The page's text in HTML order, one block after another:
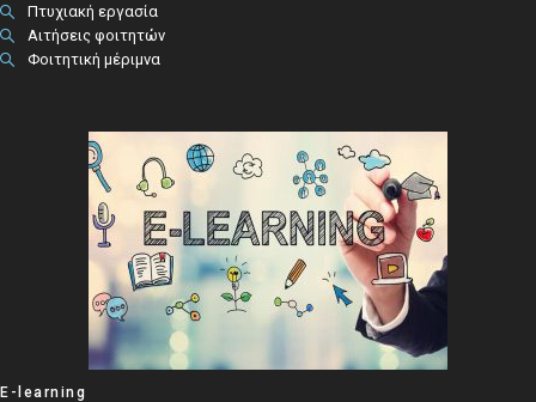
Πτυχιακή εργασία
Αιτήσεις φοιτητών
Φοιτητική μέριμνα
E-learning